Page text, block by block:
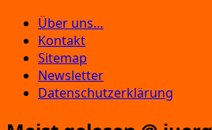
Über uns…
Kontakt
Sitemap
Newsletter
Datenschutzerklärung